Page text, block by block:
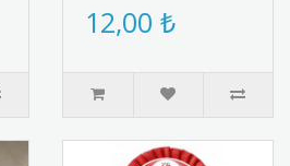
motiflerinin ve ulusal
kimliğin sembolü Filistin
12,00 ₺